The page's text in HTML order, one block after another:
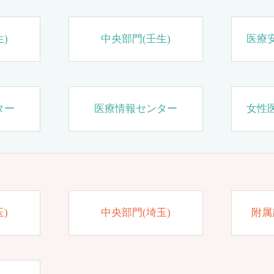
) 中央部門(壬生) 医療
ー 医療情報センター 女性
) 中央部門(埼玉) 附